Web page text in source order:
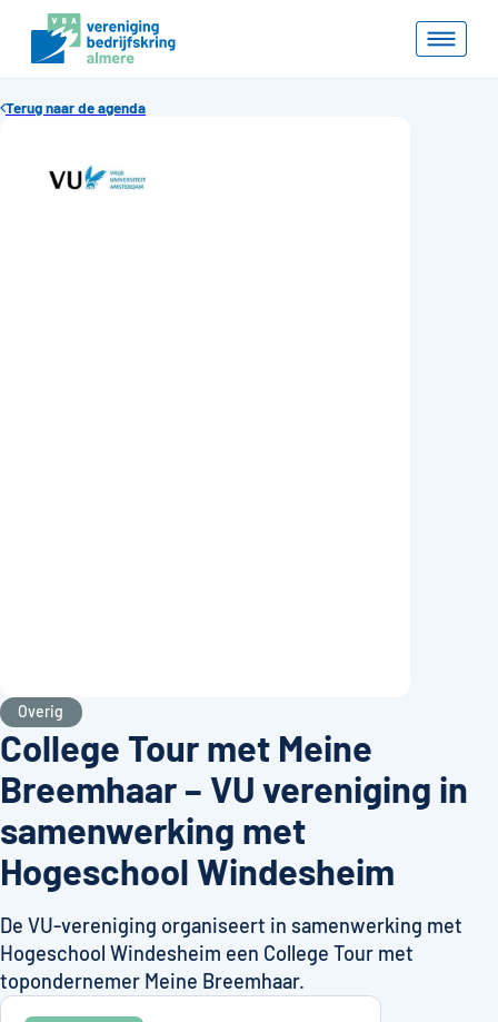
Terug naar de agenda
Overig
College Tour met Meine
Breemhaar – VU vereniging in
samenwerking met
Hogeschool Windesheim
De VU-vereniging organiseert in samenwerking met
Hogeschool Windesheim een College Tour met
topondernemer Meine Breemhaar.